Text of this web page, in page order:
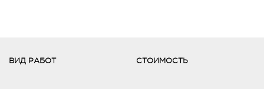
ВИД РАБОТ СТОИМОСТЬ